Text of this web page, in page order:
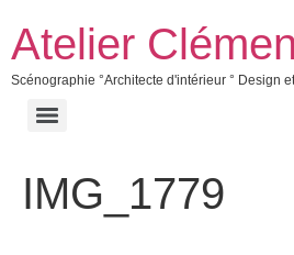
Atelier
Scénographie °Architecte d'intérieur ° Design
IMG_1779